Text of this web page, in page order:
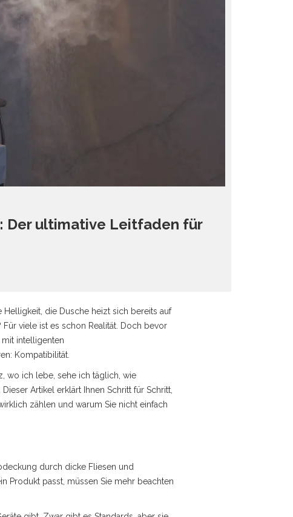
Der ultimative Leitfaden für
Helligkeit, die Dusche heizt sich bereits auf
viele ist es schon Realität. Doch bevor
intelligenten
Kompatibilität.
wo ich lebe, sehe ich täglich, wie
Artikel erklärt Ihnen Schritt für Schritt,
zählen und warum Sie nicht einfach
durch dicke Fliesen und
Produkt passt, müssen Sie mehr beachten